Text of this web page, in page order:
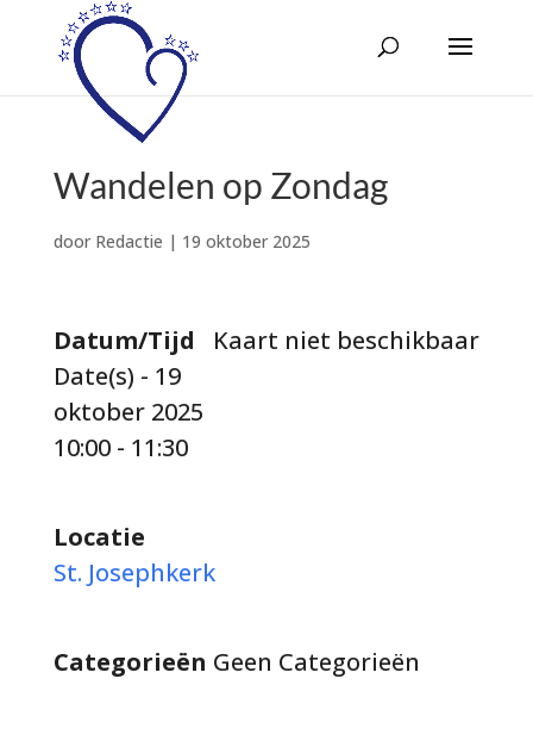
Wandelen op Zondag
door Redactie | 19 oktober 2025
Kaart niet beschikbaar
Datum/Tijd
Date(s) - 19
oktober 2025
10:00 - 11:30
Locatie
St. Josephkerk
Categorieën Geen Categorieën